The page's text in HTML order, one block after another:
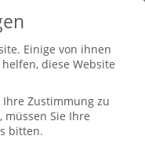
Einige von ihnen
diese Website
Zustimmung zu
Sie Ihre
bitten.